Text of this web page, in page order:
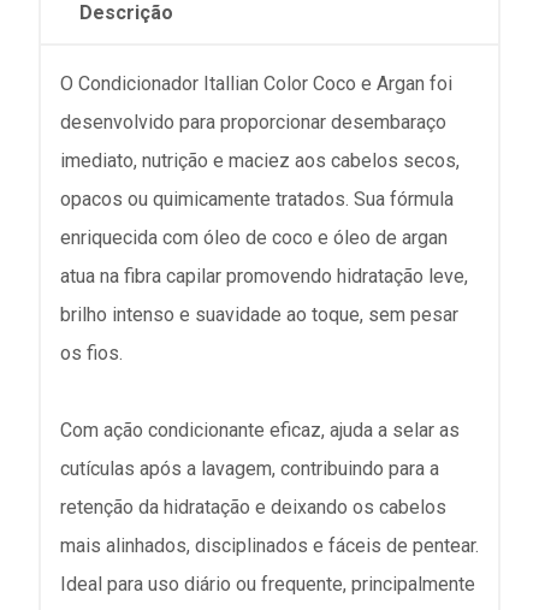
Descrição
O Condicionador Itallian Color Coco e Argan foi
desenvolvido para proporcionar desembaraço
imediato, nutrição e maciez aos cabelos secos,
opacos ou quimicamente tratados. Sua fórmula
enriquecida com óleo de coco e óleo de argan
atua na fibra capilar promovendo hidratação leve,
brilho intenso e suavidade ao toque, sem pesar
os fios.
Com ação condicionante eficaz, ajuda a selar as
cutículas após a lavagem, contribuindo para a
retenção da hidratação e deixando os cabelos
mais alinhados, disciplinados e fáceis de pentear.
Ideal para uso diário ou frequente, principalmente